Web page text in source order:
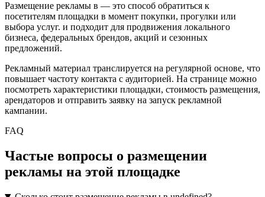
Размещение рекламы в — это способ обратиться к
посетителям площадки в момент покупки, прогулки или
выбора услуг. и подходит для продвижения локального
бизнеса, федеральных брендов, акций и сезонных
предложений.
Рекламный материал транслируется на регулярной основе, что
повышает частоту контакта с аудиторией. На странице можно
посмотреть характеристики площадки, стоимость размещения,
арендаторов и отправить заявку на запуск рекламной
кампании.
FAQ
Частые вопросы о размещении
рекламы на этой площадке